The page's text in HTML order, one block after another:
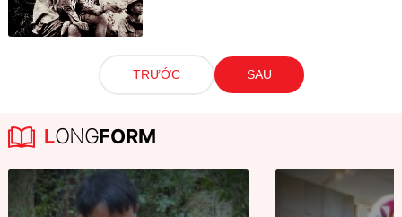
TRƯỚC SAU
LONGFORM